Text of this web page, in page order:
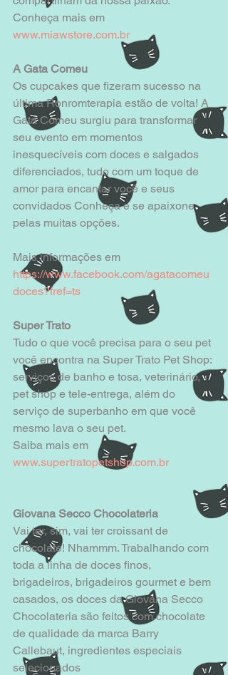
Conheça mais em
www.miawstore.com.br
A Gata Comeu
Os cupcakes que fizeram sucesso na
última Ronromterapia estão de volta! A
Gata Comeu surgiu para transformar
seu evento em momentos
inesquecíveis com doces e salgados
diferenciados, tudo com um toque de
amor para encantar você e seus
convidados Conheça e se apaixone
pelas muitas opções.
Mais informações em
https://www.facebook.com/agatacomeu
doces?fref=ts
Super Trato
Tudo o que você precisa para o seu pet
você encontra na Super Trato Pet Shop:
serviços de banho e tosa, veterinário,
pet shop e tele-entrega, além do
serviço de superbanho em que você
mesmo lava o seu pet.
Saiba mais em
www.supertratopetshop.com.br
Giovana Secco Chocolateria​
Vai ter, sim, vai ter croissant de
chocolate! Nhammm. Trabalhando com
toda a linha de doces finos,
brigadeiros, brigadeiros gourmet e bem
casados, os doces da Giovana Secco
Chocolateria são feitos com chocolate
de qualidade da marca Barry
Callebaut, ingredientes especiais
selecionados